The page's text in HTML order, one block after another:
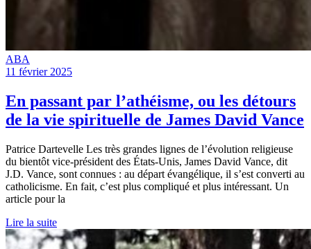
ABA
11 février 2025
En passant par l’athéisme, ou les détours
de la vie spirituelle de James David Vance
Patrice Dartevelle Les très grandes lignes de l’évolution religieuse
du bientôt vice-président des États-Unis, James David Vance, dit
J.D. Vance, sont connues : au départ évangélique, il s’est converti au
catholicisme. En fait, c’est plus compliqué et plus intéressant. Un
article pour la
Lire la suite